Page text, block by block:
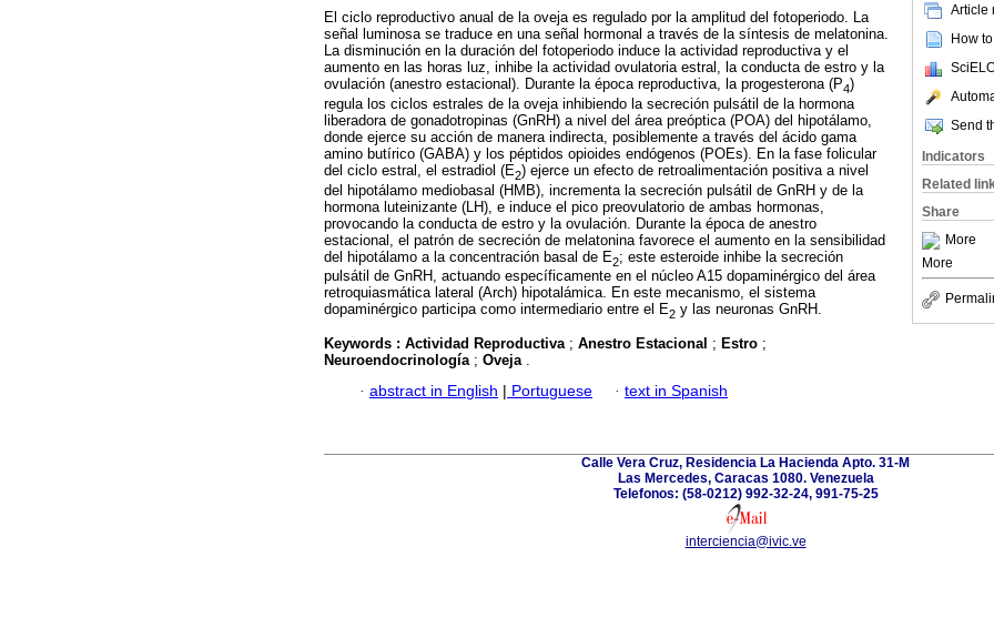
Article
How
Send
Indicators
Related
Share
More
More
El ciclo reproductivo anual de la oveja es regulado por la amplitud del fotoperiodo. La
señal luminosa se traduce en una señal hormonal a través de la síntesis de melatonina.
La disminución en la duración del fotoperiodo induce la actividad reproductiva y el
aumento en las horas luz, inhibe la actividad ovulatoria estral, la conducta de estro y la
ovulación (anestro estacional). Durante la época reproductiva, la progesterona (P4)
regula los ciclos estrales de la oveja inhibiendo la secreción pulsátil de la hormona
liberadora de gonadotropinas (GnRH) a nivel del área preóptica (POA) del hipotálamo,
donde ejerce su acción de manera indirecta, posiblemente a través del ácido gama
amino butírico (GABA) y los péptidos opioides endógenos (POEs). En la fase folicular
del ciclo estral, el estradiol (E2) ejerce un efecto de retroalimentación positiva a nivel
del hipotálamo mediobasal (HMB), incrementa la secreción pulsátil de GnRH y de la
hormona luteinizante (LH), e induce el pico preovulatorio de ambas hormonas,
provocando la conducta de estro y la ovulación. Durante la época de anestro
estacional, el patrón de secreción de melatonina favorece el aumento en la sensibilidad
del hipotálamo a la concentración basal de E2; este esteroide inhibe la secreción
pulsátil de GnRH, actuando específicamente en el núcleo A15 dopaminérgico del área
retroquiasmática lateral (Arch) hipotalámica. En este mecanismo, el sistema
dopaminérgico participa como intermediario entre el E2 y las neuronas GnRH.
Keywords : Actividad Reproductiva ; Anestro Estacional ; Estro ;
Neuroendocrinología ; Oveja
· abstract in English Portuguese · text in Spanish
Calle Vera Cruz, Residencia La Hacienda Apto. 31-M
Las Mercedes, Caracas 1080. Venezuela
Telefonos: (58-0212) 992-32-24, 991-75-25
interciencia@ivic.ve